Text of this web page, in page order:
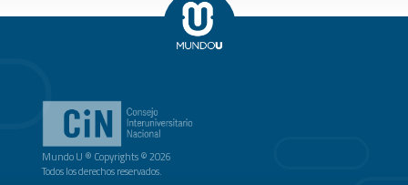
Mundo U ® Copyrights © 2026
Todos los derechos reservados.